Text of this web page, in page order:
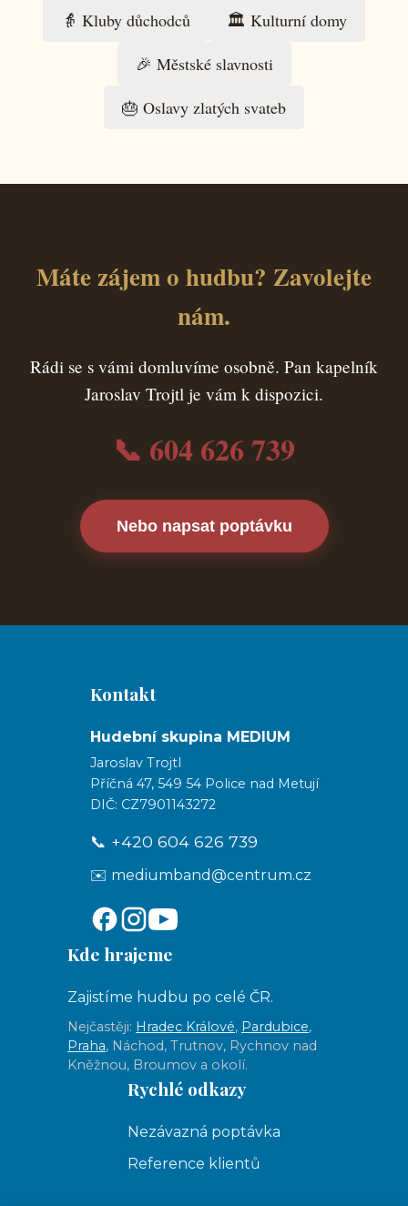
👵 Kluby důchodců
🏛️ Kulturní domy
🎉 Městské slavnosti
🎂 Oslavy zlatých svateb
Máte zájem o hudbu? Zavolejte
nám.
Rádi se s vámi domluvíme osobně. Pan kapelník
Jaroslav Trojtl je vám k dispozici.
📞 604 626 739
Nebo napsat poptávku
Kontakt
Hudební skupina MEDIUM
Jaroslav Trojtl
Příčná 47, 549 54 Police nad Metují
DIČ: CZ7901143272
📞 +420 604 626 739
✉️ mediumband@centrum.cz
Kde hrajeme
Zajistíme hudbu po celé ČR.
Nejčastěji: Hradec Králové, Pardubice,
Praha, Náchod, Trutnov, Rychnov nad
Kněžnou, Broumov a okolí.
Rychlé odkazy
Nezávazná poptávka
Reference klientů